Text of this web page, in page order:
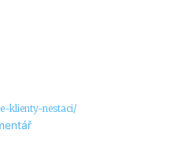
klienty-nestaci/